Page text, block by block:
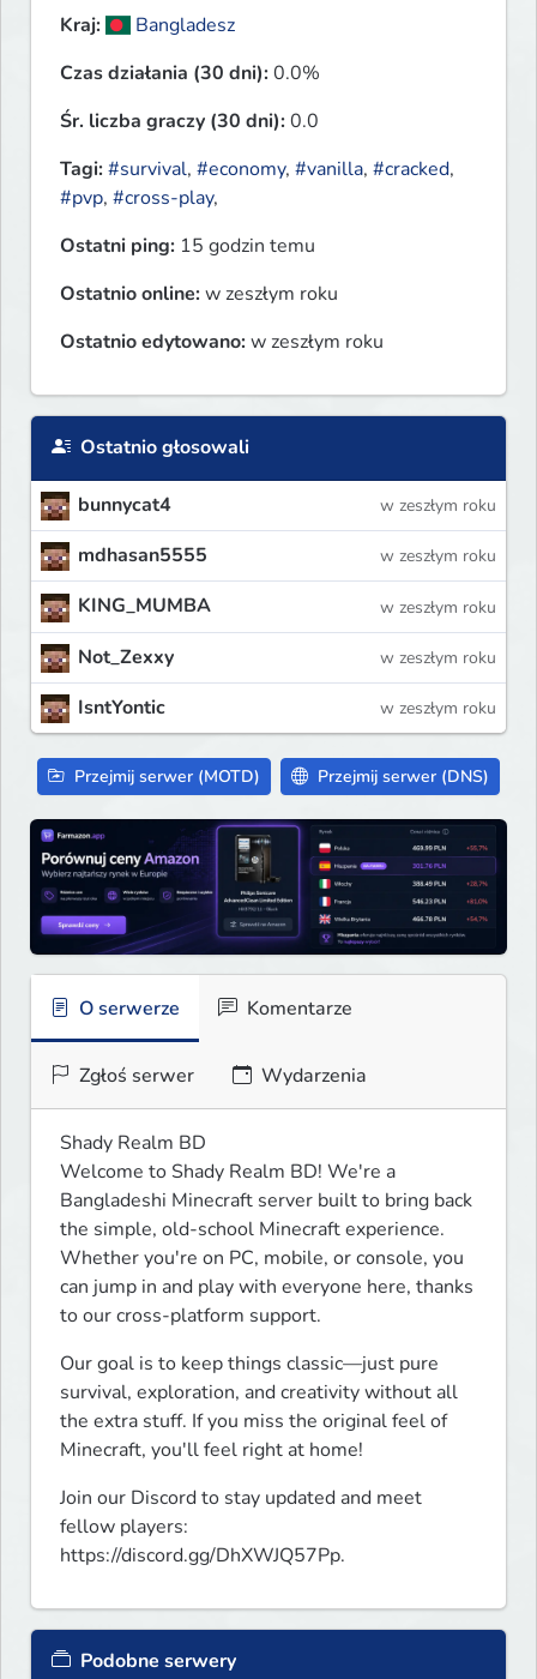
Kraj:
Bangladesz
Czas działania (30 dni):0.0%
Śr. liczba graczy (30 dni):0.0
Tagi:#survival, #economy, #vanilla, #cracked,
#pvp, #cross-play,
Ostatni ping: 15 godzin temu
Ostatnio online:w zeszłym roku
Ostatnio edytowano:w zeszłym roku
Ostatnio głosowali
bunnycat4 w zeszłym roku
mdhasan5555 w zeszłym roku
KING_MUMBA w zeszłym roku
Not_Zexxy w zeszłym roku
IsntYontic w zeszłym roku
Przejmij serwer (MOTD) Przejmij serwer (DNS)
O serwerze Komentarze
Zgłoś serwer Wydarzenia
Shady Realm BD
Welcome to Shady Realm BD! We're a
Bangladeshi Minecraft server built to bring back
the simple, old-school Minecraft experience.
Whether you're on PC, mobile, or console, you
can jump in and play with everyone here, thanks
to our cross-platform support.
Our goal is to keep things classic—just pure
survival, exploration, and creativity without all
the extra stuff. If you miss the original feel of
Minecraft, you'll feel right at home!
Join our Discord to stay updated and meet
fellow players:
https://discord.gg/DhXWJQ57Pp.
Podobne serwery